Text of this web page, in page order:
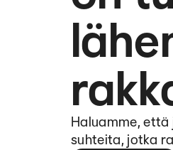
Haluamme,
suhteita, jotka